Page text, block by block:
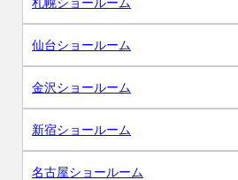
仙台ショールーム
金沢ショールーム
新宿ショールーム
名古屋ショールーム